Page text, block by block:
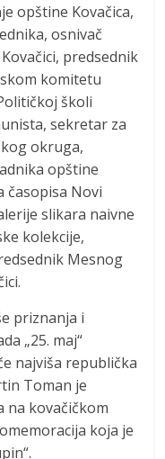
opštine Kovačica,
osnivač
predsednik
komitetu
školi
sekretar za
okruga,
opštine
časopisa Novi
slikara naivne
kolekcije,
Mesnog
priznanja i
„25. maj“
najviša republička
Toman je
na kovačičkom
koja je